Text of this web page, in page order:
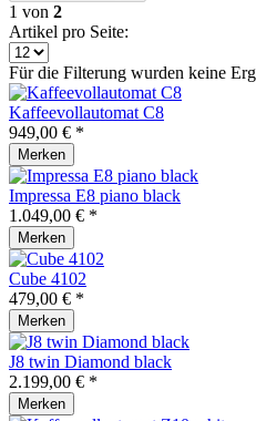
1 von 2
Artikel pro Seite:
Für die Filterung wurden keine
Kaffeevollautomat C8
949,00 € *
Merken
Impressa E8 piano black
1.049,00 € *
Merken
Cube 4102
479,00 € *
Merken
J8 twin Diamond black
2.199,00 € *
Merken